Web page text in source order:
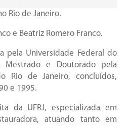
Rio de Janeiro.
e Beatriz Romero Franco.
pela Universidade Federal do
Mestrado e Doutorado pela
Rio de Janeiro, concluídos,
e 1995.
da UFRJ, especializada em
atuando tanto em